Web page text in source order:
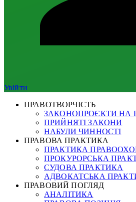
Увійти
ПРАВОТВОРЧІСТЬ
ЗАКОНОПРОЄКТИ НА
ПРИЙНЯТІ ЗАКОНИ
НАБУЛИ ЧИННОСТІ
ПРАВОВА ПРАКТИКА
ПРАКТИКА
ПРОКУРОРСЬКА
СУДОВА ПРАКТИКА
АДВОКАТСЬКА
ПРАВОВИЙ ПОГЛЯД
АНАЛІТИКА